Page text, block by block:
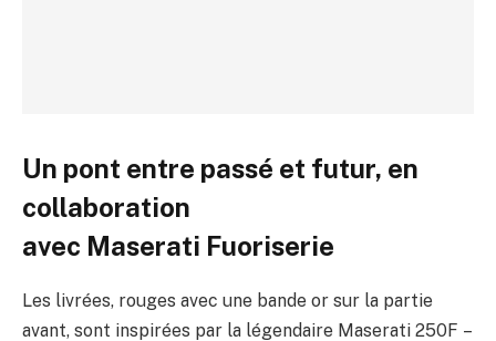
Un pont entre passé et futur, en
collaboration
avec Maserati Fuoriserie
Les livrées, rouges avec une bande or sur la partie
avant, sont inspirées par la légendaire Maserati 250F –